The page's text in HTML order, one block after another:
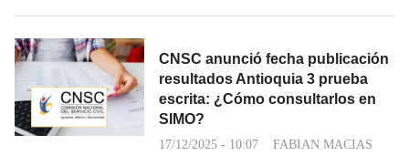
CNSC anunció fecha publicación
resultados Antioquia 3 prueba
escrita: ¿Cómo consultarlos en
SIMO?
17/12/2025 - 10:07 FABIAN MACIAS